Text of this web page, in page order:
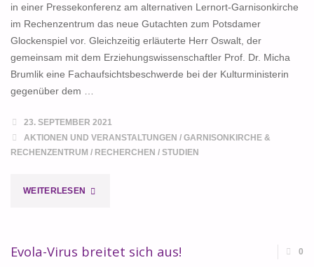
in einer Pressekonferenz am alternativen Lernort-Garnisonkirche
im Rechenzentrum das neue Gutachten zum Potsdamer
Glockenspiel vor. Gleichzeitig erläuterte Herr Oswalt, der
gemeinsam mit dem Erziehungswissenschaftler Prof. Dr. Micha
Brumlik eine Fachaufsichtsbeschwerde bei der Kulturministerin
gegenüber dem …
23. SEPTEMBER 2021
AKTIONEN UND VERANSTALTUNGEN / GARNISONKIRCHE &
RECHENZENTRUM / RECHERCHEN / STUDIEN
WEITERLESEN "RECHTES
UNTER
Evola-Virus breitet sich aus! 0